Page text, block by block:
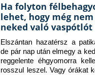
Ha folyton
lehet, hogy még
neked való vaspótlót
Elszántan hazatérsz a
de pár nap után elmegy a
reggelente éhgyomorra
rosszul leszel. Vagy órákat